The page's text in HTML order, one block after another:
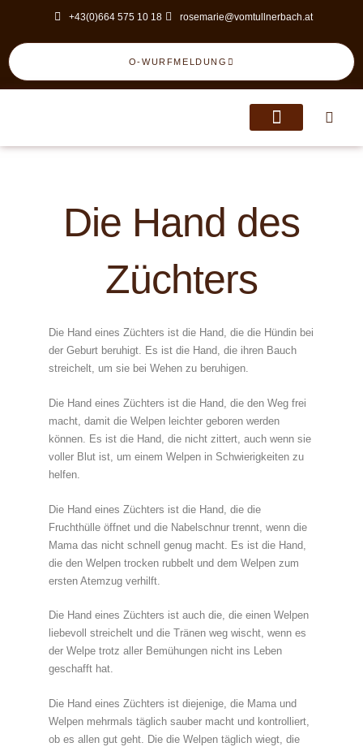
content
+43(0)664 575 10 18 rosemarie@vomtullnerbach.at
O-WURFMELDUNG
Die Hand des
Züchters
Die Hand eines Züchters ist die Hand, die die Hündin bei
der Geburt beruhigt. Es ist die Hand, die ihren Bauch
streichelt, um sie bei Wehen zu beruhigen.
Die Hand eines Züchters ist die Hand, die den Weg frei
macht, damit die Welpen leichter geboren werden
können. Es ist die Hand, die nicht zittert, auch wenn sie
voller Blut ist, um einem Welpen in Schwierigkeiten zu
helfen.
Die Hand eines Züchters ist die Hand, die die
Fruchthülle öffnet und die Nabelschnur trennt, wenn die
Mama das nicht schnell genug macht. Es ist die Hand,
die den Welpen trocken rubbelt und dem Welpen zum
ersten Atemzug verhilft.
Die Hand eines Züchters ist auch die, die einen Welpen
liebevoll streichelt und die Tränen weg wischt, wenn es
der Welpe trotz aller Bemühungen nicht ins Leben
geschafft hat.
Die Hand eines Züchters ist diejenige, die Mama und
Welpen mehrmals täglich sauber macht und kontrolliert,
ob es allen gut geht. Die die Welpen täglich wiegt, die